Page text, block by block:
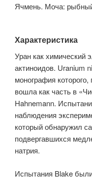
Ячмень. Моча:
Характеристика
Уран как химический
актиноидов. Uranium
монография
вошла как часть в
Hahnemann.
наблюдения
который обнаружил
подвергавшихся
натрия.
Испытания Blake